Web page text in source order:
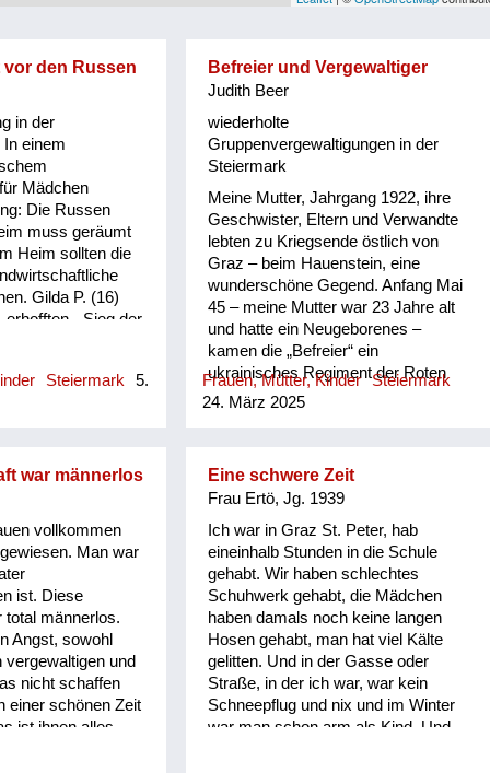
den Russen
in der
einem
Mädchen
Die Russen
muss geräumt
Heim sollten die
Gilda P. (16)
erhofften - Sieg der
Vordermann zu
anders. Die
Sie
Auf einer
zwei Soldaten
Baum. Offenbar
in den letzten
setzt sich in die
Ein
vergessen
Steiermark
5.
Befreier und Vergewaltiger
Judith Beer
wiederholte
Gruppenvergewaltigungen in der
Steiermark
Meine Mutter, Jahrgang 1922, ihre
Geschwister, Eltern und Verwandte
lebten zu Kriegsende östlich von
Graz – beim Hauenstein, eine
wunderschöne Gegend. Anfang Mai
45 – meine Mutter war 23 Jahre alt
und hatte ein Neugeborenes –
kamen die „Befreier“ ein
ukrainisches Regiment der Roten
Armee von Osten. Sie blieben
ihr Unwesen, verübten Verbrechen,
über die bis heute viel zu wenig
bekannt ist und kaum geredet wird.
(Vielleicht auch um darüber weiter
schweigen zu können, was die
Wehrmacht in Russland mit den
Frauen tat?) Der Cousin meiner
Mutter berichtete: (meine Mutter
schwieg, sie sprach nur mehr
„funktional“, war in gewisser Weise
sprachlos für den Rest ihres
Lebens) Abends klopften die
Frauen, Mütter, Kinder
Steiermark
24. März 2025
war männerlos
vollkommen
Man war
ist. Diese
männerlos.
Angst, sowohl
und
nicht schaffen
einer schönen Zeit
ist ihnen alles
Eine schwere Zeit
Frau Ertö, Jg. 1939
Ich war in Graz St. Peter, hab
eineinhalb Stunden in die Schule
gehabt. Wir haben schlechtes
Schuhwerk gehabt, die Mädchen
haben damals noch keine langen
Hosen gehabt, man hat viel Kälte
gelitten. Und in der Gasse oder
Straße, in der ich war, war kein
Schneepflug und nix und im Winter
war man schon arm als Kind. Und